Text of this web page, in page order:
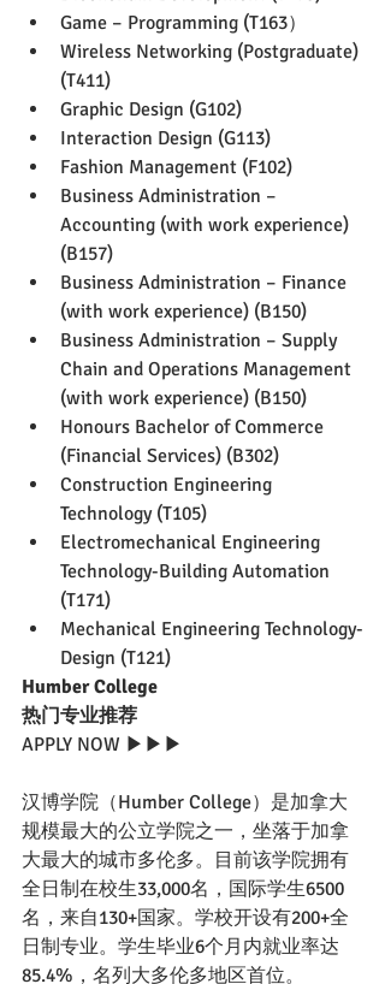
Game – Programming (T163）
Wireless Networking (Postgraduate)
(T411)
Graphic Design (G102)
Interaction Design (G113)
Fashion Management (F102)
Business Administration –
Accounting (with work experience)
(B157)
Business Administration – Finance
(with work experience) (B150)
Business Administration – Supply
Chain and Operations Management
(with work experience) (B150)
Honours Bachelor of Commerce
(Financial Services) (B302)
Construction Engineering
Technology (T105)
Electromechanical Engineering
Technology-Building Automation
(T171)
Mechanical Engineering Technology-
Design (T121)
Humber College
热门专业推荐
APPLY NOW ▶▶▶
汉博学院（Humber College）是加拿大
规模最大的公立学院之一，坐落于加拿
大最大的城市多伦多。目前该学院拥有
全日制在校生33,000名，国际学生6500
名，来自130+国家。学校开设有200+全
日制专业。学生毕业6个月内就业率达
85.4%，名列大多伦多地区首位。